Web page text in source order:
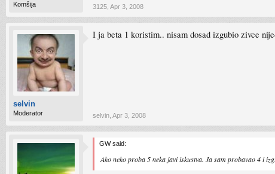
Komšija 3125 Apr 3, 2008
selvin
Moderator
I ja beta 1 koristim.. nisam dosad izgubio zivce
selvin Apr 3, 2008
GW said:
Ako neko proba 5 neka javi iskustva. Ja sam probavao 4 i